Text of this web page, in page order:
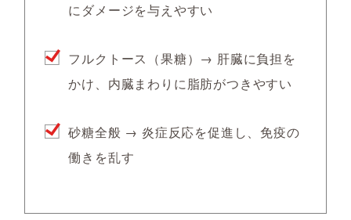
にダメージを与えやすい
フルクトース（果糖）→ 肝臓に負担を
かけ、内臓まわりに脂肪がつきやすい
砂糖全般 → 炎症反応を促進し、免疫の
働きを乱す